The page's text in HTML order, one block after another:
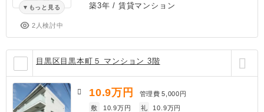
もっと見る
2人検討中
築3年 / 賃貸マンション
目黒区目黒本町５ マンション 3階
10.9万円 管理費 5,000円
敷
10.9万円 礼 10.9万円